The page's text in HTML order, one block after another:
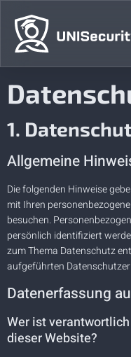
1.
Allgemeine
Die folgenden Hinweise
mit Ihren
besuchen.
persönlich identifiziert
zum Thema Datenschutz
aufgeführten
Datenerfassung
Wer ist
dieser Website?